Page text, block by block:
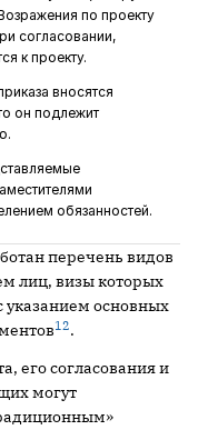
по проекту
согласовании,
к проекту.
вносятся
он подлежит
обязанностей.
перечень видов
лиц, визы которых
указанием основных
12.
его согласования и
могут